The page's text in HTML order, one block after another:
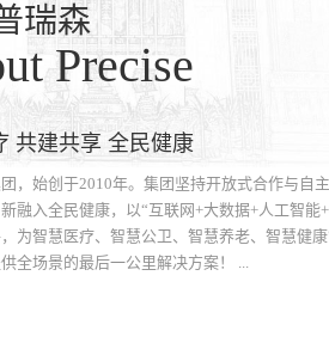
瑞森
Precise
共建共享 全民健康
始创于2010年。集团坚持开放式合作与自
融入全民健康，以“互联网+大数据+人工智能
为智慧医疗、智慧公卫、智慧养老、智慧健
全场景的最后一公里解决方案！ ...